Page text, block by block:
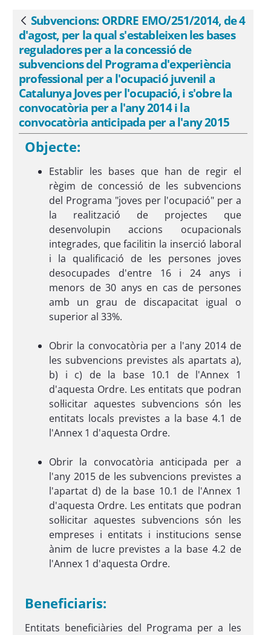
professional per a l&#39;ocupació
juvenil a Catalunya Joves per
l&#39;ocupació, i s&#39;obre la
convocatòria per a l&#39;any 2014 i la
convocatòria anticipada per a l&#39;any
2015 - eSAM
Vés enrere
Subvencions: ORDRE EMO/251/2014, de 4
d'agost, per la qual s'estableixen les bases
reguladores per a la concessió de
subvencions del Programa d'experiència
professional per a l'ocupació juvenil a
Catalunya Joves per l'ocupació, i s'obre la
convocatòria per a l'any 2014 i la
convocatòria anticipada per a l'any 2015
Objecte:
Establir les bases que han de regir el
règim de concessió de les subvencions
del Programa "joves per l'ocupació" per a
la realització de projectes que
desenvolupin accions ocupacionals
integrades, que facilitin la inserció laboral
i la qualificació de les persones joves
desocupades d'entre 16 i 24 anys i
menors de 30 anys en cas de persones
amb un grau de discapacitat igual o
superior al 33%.
Obrir la convocatòria per a l'any 2014 de
les subvencions previstes als apartats a),
b) i c) de la base 10.1 de l'Annex 1
d'aquesta Ordre. Les entitats que podran
sol·licitar aquestes subvencions són les
entitats locals previstes a la base 4.1 de
l'Annex 1 d'aquesta Ordre.
Obrir la convocatòria anticipada per a
l'any 2015 de les subvencions previstes a
l'apartat d) de la base 10.1 de l'Annex 1
d'aquesta Ordre. Les entitats que podran
sol·licitar aquestes subvencions són les
empreses i entitats i institucions sense
ànim de lucre previstes a la base 4.2 de
l'Annex 1 d'aquesta Ordre.
Beneficiaris:
Entitats beneficiàries del Programa per a les